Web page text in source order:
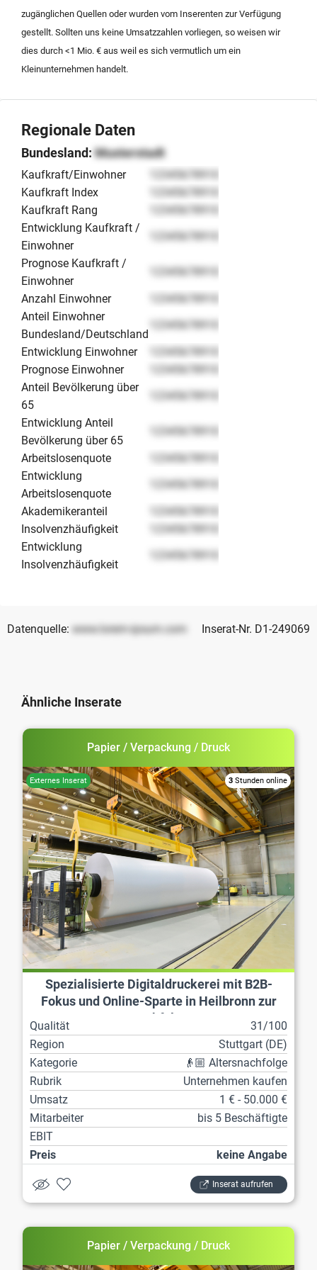
zugänglichen Quellen oder wurden vom Inserenten zur Verfügung
gestellt. Sollten uns keine Umsatzzahlen vorliegen, so weisen wir
dies durch <1 Mio. € aus weil es sich vermutlich um ein
Kleinunternehmen handelt.
Regionale Daten
Bundesland:Musterstadt
Kaufkraft/Einwohner
12345678910
Kaufkraft Index
12345678910
Kaufkraft Rang
12345678910
Entwicklung Kaufkraft /
Einwohner
12345678910
Prognose Kaufkraft /
Einwohner
12345678910
Anzahl Einwohner
12345678910
Anteil Einwohner
Bundesland/Deutschland
12345678910
Entwicklung Einwohner
12345678910
Prognose Einwohner
12345678910
Anteil Bevölkerung über
65
12345678910
Entwicklung Anteil
Bevölkerung über 65
12345678910
Arbeitslosenquote
12345678910
Entwicklung
Arbeitslosenquote
12345678910
Akademikeranteil
12345678910
Insolvenzhäufigkeit
12345678910
Entwicklung
Insolvenzhäufigkeit
12345678910
Datenquelle: www.lorem-ipsum.com Inserat-Nr. D1-249069
Ähnliche Inserate
Papier / Verpackung / Druck
3 Stunden online
Spezialisierte Digitaldruckerei mit B2B-
Fokus und Online-Sparte in Heilbronn zur
Qualität
31/100
Region
Stuttgart (DE)
Kategorie
👴🏼 Altersnachfolge
Rubrik
Unternehmen kaufen
Umsatz
1 € - 50.000 €
Mitarbeiter
bis 5 Beschäftigte
EBIT
Preis
keine Angabe
Inserat aufrufen
Papier / Verpackung / Druck